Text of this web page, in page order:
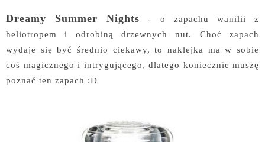
Dreamy Summer Nights - o zapachu wanilii z
heliotropem i odrobiną drzewnych nut. Choć zapach
wydaje się być średnio ciekawy, to naklejka ma w sobie
coś magicznego i intrygującego, dlatego koniecznie muszę
poznać ten zapach :D